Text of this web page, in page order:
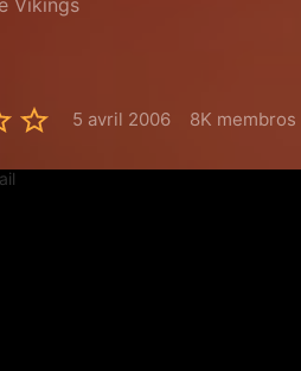
Vikings
5 avril 2006 8K membros